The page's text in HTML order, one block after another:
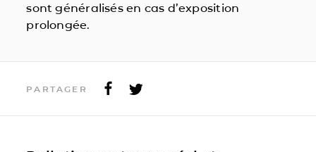
sont généralisés en cas d’exposition
prolongée.
PARTAGER